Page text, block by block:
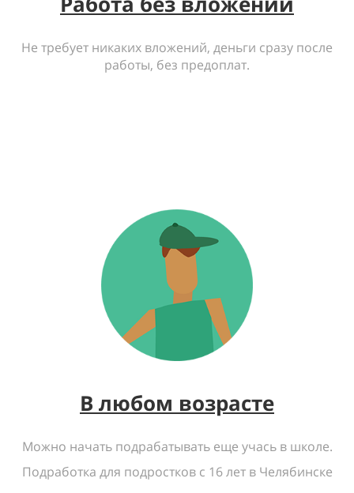
Не требует никаких вложений, деньги сразу после
работы, без предоплат.
В любом возрасте
Можно начать подрабатывать еще учась в школе.
Подработка для подростков с 16 лет в Челябинске